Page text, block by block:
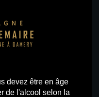
devez être en âge
de l'alcool selon la